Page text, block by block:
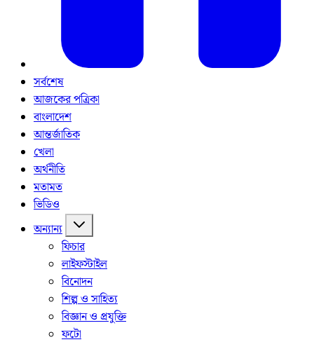
সর্বশেষ
আজকের পত্রিকা
বাংলাদেশ
আন্তর্জাতিক
খেলা
অর্থনীতি
মতামত
ভিডিও
অন্যান্য
ফিচার
লাইফস্টাইল
বিনোদন
শিল্প ও সাহিত্য
বিজ্ঞান ও প্রযুক্তি
ফটো